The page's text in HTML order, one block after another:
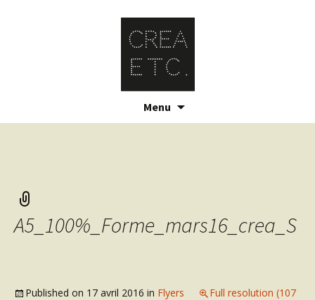
Menu
A5_100%_Forme_mars16_crea_S
Published on 17 avril 2016 in Flyers
Full resolution (107